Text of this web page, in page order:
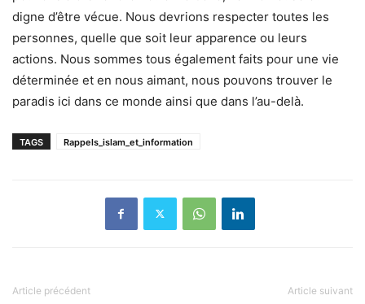
digne d’être vécue. Nous devrions respecter toutes les
personnes, quelle que soit leur apparence ou leurs
actions. Nous sommes tous également faits pour une vie
déterminée et en nous aimant, nous pouvons trouver le
paradis ici dans ce monde ainsi que dans l’au-delà.
TAGS Rappels_islam_et_information
Article précédent Article suivant